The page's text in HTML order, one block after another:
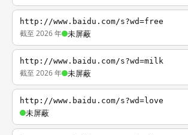
http://www.baidu.com/s?wd=free
截至 2026 年 未屏蔽
http://www.baidu.com/s?wd=milk
截至 2026 年 未屏蔽
http://www.baidu.com/s?wd=love
未屏蔽